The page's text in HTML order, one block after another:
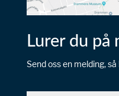
Lurer du på
Send oss en melding,